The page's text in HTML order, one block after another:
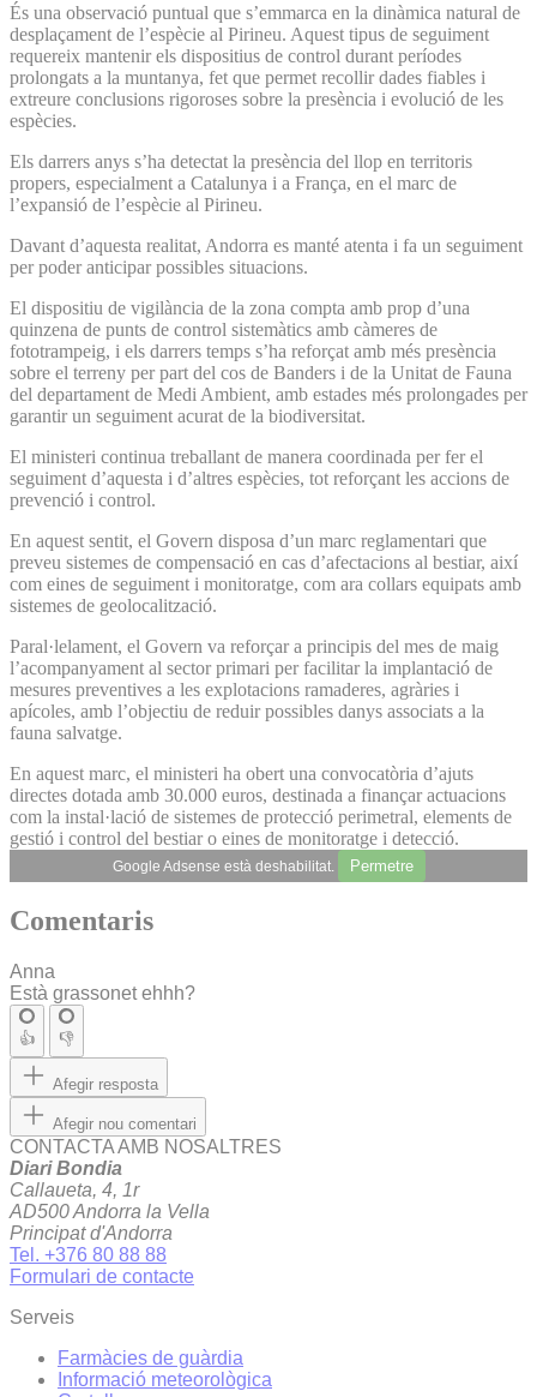
És una observació puntual que s’emmarca en la dinàmica natural de
desplaçament de l’espècie al Pirineu. Aquest tipus de seguiment
requereix mantenir els dispositius de control durant períodes
prolongats a la muntanya, fet que permet recollir dades fiables i
extreure conclusions rigoroses sobre la presència i evolució de les
espècies.
Els darrers anys s’ha detectat la presència del llop en territoris
propers, especialment a Catalunya i a França, en el marc de
l’expansió de l’espècie al Pirineu.
Davant d’aquesta realitat, Andorra es manté atenta i fa un seguiment
per poder anticipar possibles situacions.
El dispositiu de vigilància de la zona compta amb prop d’una
quinzena de punts de control sistemàtics amb càmeres de
fototrampeig, i els darrers temps s’ha reforçat amb més presència
sobre el terreny per part del cos de Banders i de la Unitat de Fauna
del departament de Medi Ambient, amb estades més prolongades per
garantir un seguiment acurat de la biodiversitat.
El ministeri continua treballant de manera coordinada per fer el
seguiment d’aquesta i d’altres espècies, tot reforçant les accions de
prevenció i control.
En aquest sentit, el Govern disposa d’un marc reglamentari que
preveu sistemes de compensació en cas d’afectacions al bestiar, així
com eines de seguiment i monitoratge, com ara collars equipats amb
sistemes de geolocalització.
Paral·lelament, el Govern va reforçar a principis del mes de maig
l’acompanyament al sector primari per facilitar la implantació de
mesures preventives a les explotacions ramaderes, agràries i
apícoles, amb l’objectiu de reduir possibles danys associats a la
fauna salvatge.
En aquest marc, el ministeri ha obert una convocatòria d’ajuts
directes dotada amb 30.000 euros, destinada a finançar actuacions
com la instal·lació de sistemes de protecció perimetral, elements de
gestió i control del bestiar o eines de monitoratge i detecció.
Google Adsense està deshabilitat. Permetre
Comentaris
Anna
Està grassonet ehhh?
👍 👎
Afegir resposta
Afegir nou comentari
CONTACTA AMB NOSALTRES
Diari Bondia
Callaueta, 4, 1r
AD500 Andorra la Vella
Principat d'Andorra
Tel. +376 80 88 88
Formulari de contacte
Serveis
Farmàcies de guàrdia
Informació meteorològica